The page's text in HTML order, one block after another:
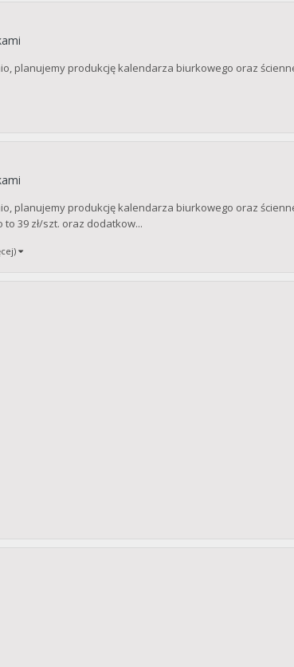
planujemy produkcję kalendarza biurkowego oraz
planujemy produkcję kalendarza biurkowego oraz
39 zł/szt. oraz dodatkow...